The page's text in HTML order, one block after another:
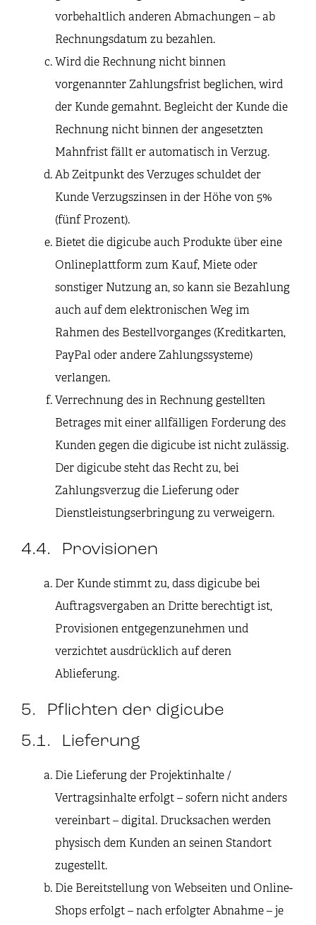
vorbehaltlich anderen Abmachungen – ab
Rechnungsdatum zu bezahlen.
Wird die Rechnung nicht binnen
vorgenannter Zahlungsfrist beglichen, wird
der Kunde gemahnt. Begleicht der Kunde die
Rechnung nicht binnen der angesetzten
Mahnfrist fällt er automatisch in Verzug.
Ab Zeitpunkt des Verzuges schuldet der
Kunde Verzugszinsen in der Höhe von 5%
(fünf Prozent).
Bietet die digicube auch Produkte über eine
Onlineplattform zum Kauf, Miete oder
sonstiger Nutzung an, so kann sie Bezahlung
auch auf dem elektronischen Weg im
Rahmen des Bestellvorganges (Kreditkarten,
PayPal oder andere Zahlungssysteme)
verlangen.
Verrechnung des in Rechnung gestellten
Betrages mit einer allfälligen Forderung des
Kunden gegen die digicube ist nicht zulässig.
Der digicube steht das Recht zu, bei
Zahlungsverzug die Lieferung oder
Dienstleistungserbringung zu verweigern.
4.4. Provisionen
Der Kunde stimmt zu, dass digicube bei
Auftragsvergaben an Dritte berechtigt ist,
Provisionen entgegenzunehmen und
verzichtet ausdrücklich auf deren
Ablieferung.
5. Pflichten der digicube
5.1. Lieferung
Die Lieferung der Projektinhalte /
Vertragsinhalte erfolgt – sofern nicht anders
vereinbart – digital. Drucksachen werden
physisch dem Kunden an seinen Standort
zugestellt.
Die Bereitstellung von Webseiten und Online-
Shops erfolgt – nach erfolgter Abnahme – je